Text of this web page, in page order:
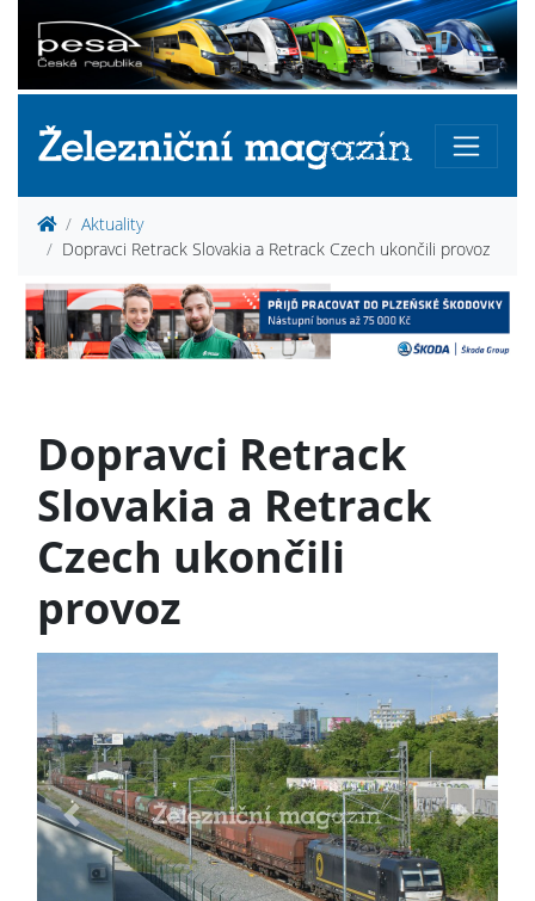
Aktuality
Dopravci Retrack Slovakia a Retrack Czech ukončili provoz
Dopravci Retrack
Slovakia a Retrack
Czech ukončili
provoz
Previous Next